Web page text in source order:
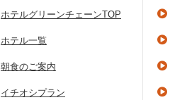
ホテルグリーンチェーンTOP
ホテル一覧
朝食のご案内
イチオシプラン